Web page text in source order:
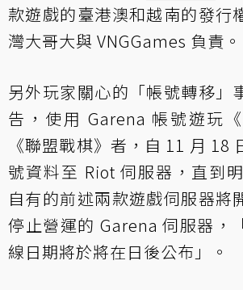
款遊戲的臺港澳和越南的發行
灣大哥大與 VNGGames 負責。
另外玩家關心的「帳號轉移」
告，使用 Garena 帳號遊玩
《聯盟戰棋》者，自 11 月 18
號資料至 Riot 伺服器，直到
自有的前述兩款遊戲伺服器將
停止營運的 Garena 伺服器，
線日期將於將在日後公布」。